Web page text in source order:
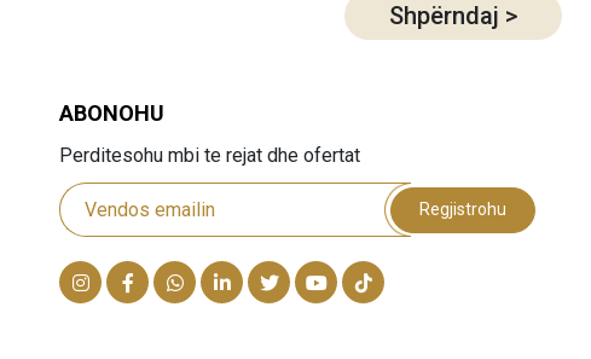
Shpërndaj >
ABONOHU
Perditesohu mbi te rejat dhe ofertat
Regjistrohu